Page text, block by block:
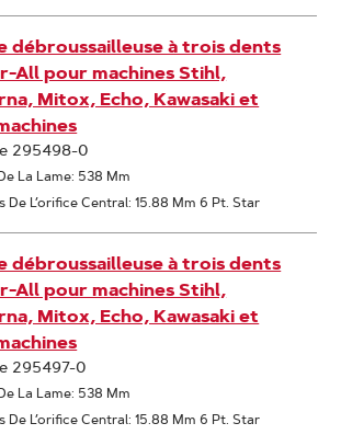
débroussailleuse à trois dents
All pour machines Stihl,
Mitox, Echo, Kawasaki et
295498-0
La Lame: 538 Mm
De L’orifice Central: 15.88 Mm 6 Pt. Star
débroussailleuse à trois dents
All pour machines Stihl,
Mitox, Echo, Kawasaki et
295497-0
La Lame: 538 Mm
De L’orifice Central: 15.88 Mm 6 Pt. Star